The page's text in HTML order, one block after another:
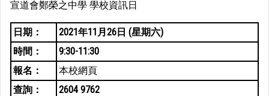
宣道會鄭榮之中學 學校資訊日
日期：
2021年11月26日 (星期六)
時間：
9:30-11:30
報名：
本校網頁
查詢：
2604 9762